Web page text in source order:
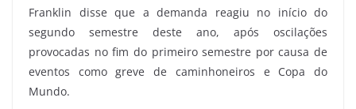
Franklin disse que a demanda reagiu no início do
segundo semestre deste ano, após oscilações
provocadas no fim do primeiro semestre por causa de
eventos como greve de caminhoneiros e Copa do
Mundo.